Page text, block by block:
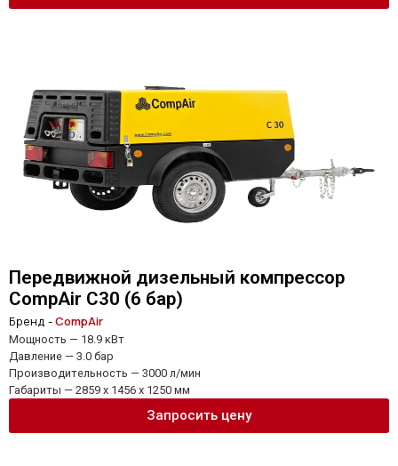
Передвижной дизельный компрессор
CompAir C30 (6 бар)
Бренд -CompAir
Мощность — 18.9 кВт
Давление — 3.0 бар
Производительность — 3000 л/мин
Габариты — 2859 x 1456 x 1250 мм
Запросить цену